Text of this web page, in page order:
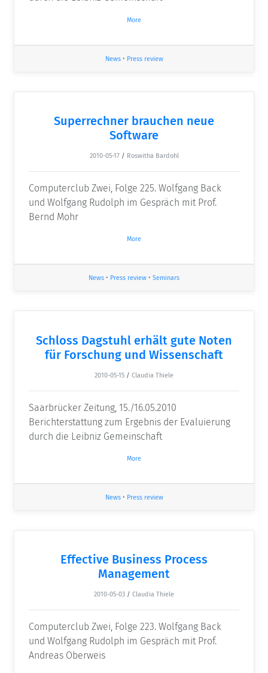
More
News• Press review
Superrechner brauchen neue
Software
2010-05-17 / Roswitha Bardohl
Computerclub Zwei, Folge 225. Wolfgang Back
und Wolfgang Rudolph im Gespräch mit Prof.
Bernd Mohr
More
News • Press review • Seminars
Schloss Dagstuhl erhält gute Noten
für Forschung und Wissenschaft
2010-05-15 / Claudia Thiele
Saarbrücker Zeitung, 15./16.05.2010
Berichterstattung zum Ergebnis der Evaluierung
durch die Leibniz Gemeinschaft
More
News• Press review
Effective Business Process
Management
2010-05-03 / Claudia Thiele
Computerclub Zwei, Folge 223. Wolfgang Back
und Wolfgang Rudolph im Gespräch mit Prof.
Andreas Oberweis